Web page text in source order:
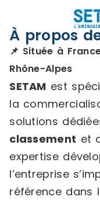
À propos
📌 Située à
Rhône-Alpes
SETAM est
la
solutions
classement et
expertise
l’entreprise
référence dans